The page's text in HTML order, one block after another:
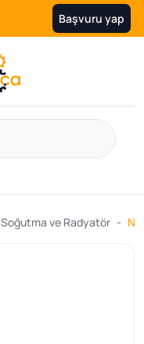
Başvuru yap
Soğutma ve Radyatör